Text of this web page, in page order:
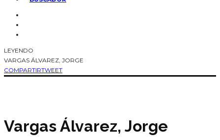
LEYENDO
VARGAS ÁLVAREZ, JORGE
COMPARTIRTWEET
Vargas Álvarez, Jorge